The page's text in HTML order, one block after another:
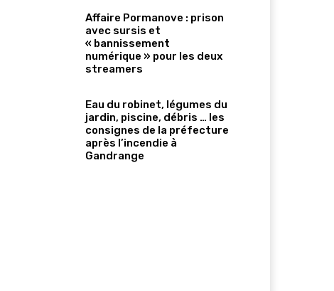
Affaire Pormanove : prison
avec sursis et
« bannissement
numérique » pour les deux
streamers
Eau du robinet, légumes du
jardin, piscine, débris … les
consignes de la préfecture
après l’incendie à
Gandrange